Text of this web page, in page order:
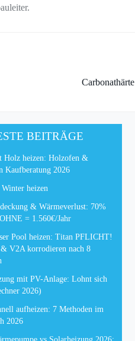
Carbonathärte
BEITRÄGE
Holz heizen: Holzofen &
Kaufberatung 2026
heizen
& Wärmeverlust: 70%
= 1.560€/Jahr
Pool heizen: Titan PFLICHT!
V2A korrodieren nach 8
mit PV-Anlage: Lohnt sich
2026)
aufheizen: 7 Methoden im
2026